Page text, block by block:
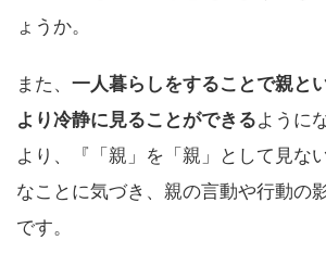
ょうか。
また、 一人暮らしをすることで親と
より冷静に見ることができるように
より、『「親」を「親」として見な
なことに気づき、親の言動や行動の
です。